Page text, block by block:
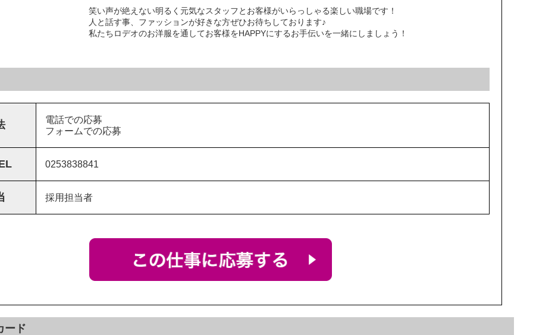
笑い声が絶えない明るく元気なスタッフとお客様がいらっしゃる楽しい職場です！
人と話す事、ファッションが好きな方ぜひお待ちしております♪
私たちロデオのお洋服を通してお客様をHAPPYにするお手伝いを一緒にしましょう！
電話での応募
フォームでの応募
0253838841
採用担当者
ード